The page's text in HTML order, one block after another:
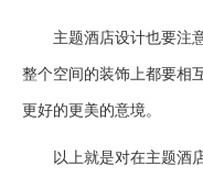
主题酒店设计也要注
整个空间的装饰上都要相
更好的更美的意境。
以上就是对在主题酒